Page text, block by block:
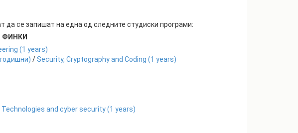
се запишат на една од следните студиски програми:
ФИНКИ
(1 years)
годишни) /Security, Cryptography and Coding (1 years)
Technologies and cyber security(1 years)